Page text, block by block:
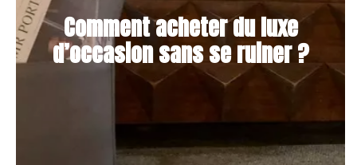
Comment acheter du luxe
d’occasion sans se ruiner ?